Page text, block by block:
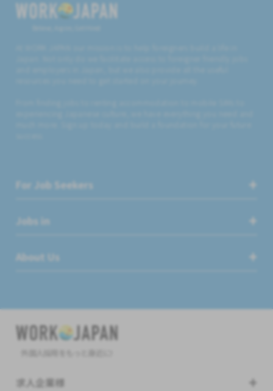
For Job Seekers
Jobs in
About Us
求人企業様